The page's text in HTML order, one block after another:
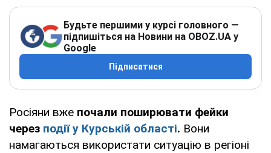
Будьте першими у курсі головного —
підпишіться на Новини на OBOZ.UA у
Google
Підписатися
Росіяни вже почали поширювати фейки
через події у Курській області. Вони
намагаються використати ситуацію в регіоні